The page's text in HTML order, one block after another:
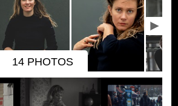
14 PHOTOS